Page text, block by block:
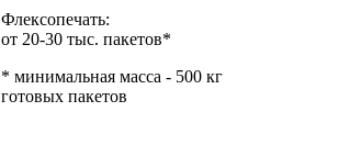
Флексопечать:
от 20-30 тыс. пакетов*
* минимальная масса - 500 кг
готовых пакетов